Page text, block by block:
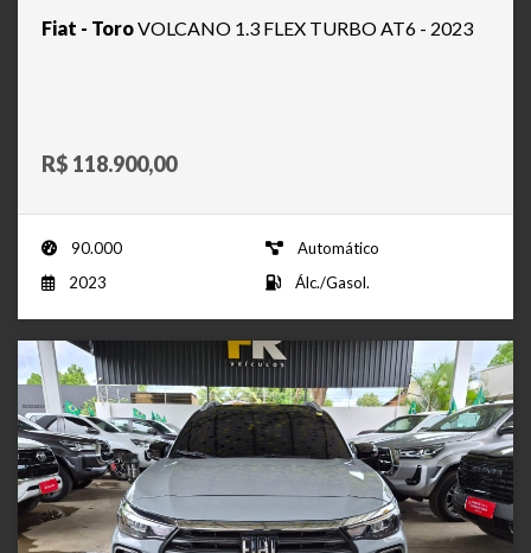
Fiat - ToroVOLCANO 1.3 FLEX TURBO AT6 - 2023
R$ 118.900,00
90.000
Automático
2023
Álc./Gasol.